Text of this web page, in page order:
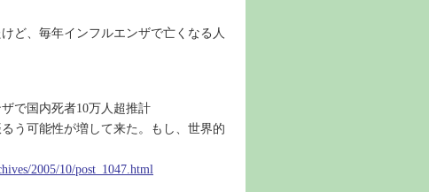
ど、毎年インフルエンザで亡くなる人
で国内死者10万人超推計
う可能性が増して来た。もし、世界的
2005/10/post_1047.html